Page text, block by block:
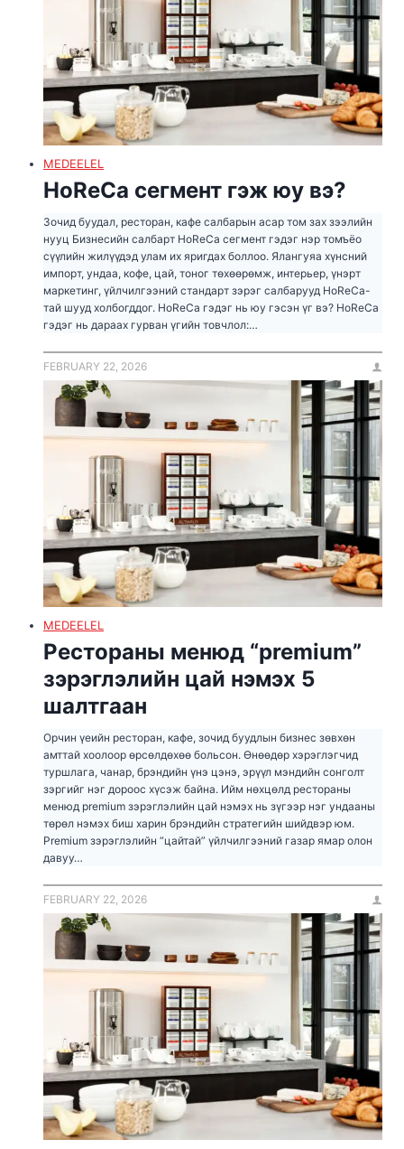
MEDEELEL
HoReCa сегмент гэж юу вэ?
Зочид буудал, ресторан, кафе салбарын асар том зах зээлийн
нууц Бизнесийн салбарт HoReCa сегмент гэдэг нэр томъёо
сүүлийн жилүүдэд улам их яригдах боллоо. Ялангуяа хүнсний
импорт, ундаа, кофе, цай, тоног төхөөрөмж, интерьер, үнэрт
маркетинг, үйлчилгээний стандарт зэрэг салбарууд HoReCa-
тай шууд холбогддог. HoReCa гэдэг нь юу гэсэн үг вэ? HoReCa
гэдэг нь дараах гурван үгийн товчлол:…
FEBRUARY 22, 2026
MEDEELEL
Рестораны менюд “premium”
зэрэглэлийн цай нэмэх 5
шалтгаан
Орчин үеийн ресторан, кафе, зочид буудлын бизнес зөвхөн
амттай хоолоор өрсөлдөхөө больсон. Өнөөдөр хэрэглэгчид
туршлага, чанар, брэндийн үнэ цэнэ, эрүүл мэндийн сонголт
зэргийг нэг дороос хүсэж байна. Ийм нөхцөлд рестораны
менюд premium зэрэглэлийн цай нэмэх нь зүгээр нэг ундааны
төрөл нэмэх биш харин брэндийн стратегийн шийдвэр юм.
Premium зэрэглэлийн “цайтай” үйлчилгээний газар ямар олон
давуу…
FEBRUARY 22, 2026